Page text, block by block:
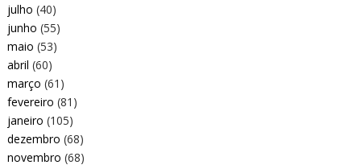
julho (40)
junho (55)
maio (53)
abril (60)
março (61)
fevereiro (81)
janeiro (105)
dezembro (68)
novembro (68)